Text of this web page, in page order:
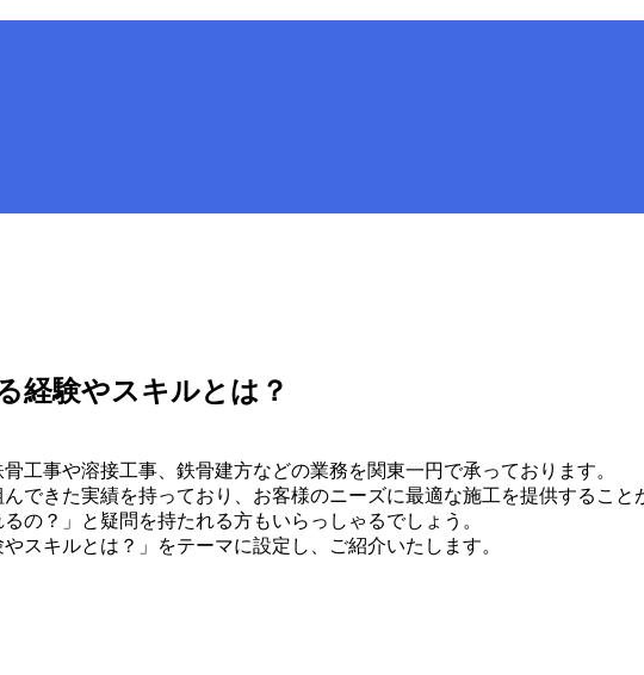
経験やスキルとは？
工事や溶接工事、鉄骨建方などの業務を関東一円で承っております。
できた実績を持っており、お客様のニーズに最適な施工を提供すること
の？」と疑問を持たれる方もいらっしゃるでしょう。
スキルとは？」をテーマに設定し、ご紹介いたします。